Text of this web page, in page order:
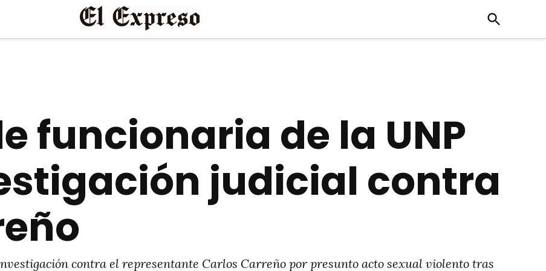
Open
Search
funcionaria de la UNP
judicial contra
contra el representante Carlos Carreño por presunto acto sexual violento tras